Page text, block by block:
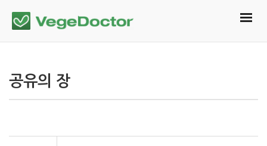
공유의 장